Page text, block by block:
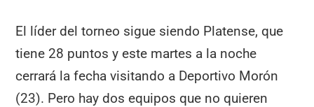
El líder del torneo sigue siendo Platense, que
tiene 28 puntos y este martes a la noche
cerrará la fecha visitando a Deportivo Morón
(23). Pero hay dos equipos que no quieren